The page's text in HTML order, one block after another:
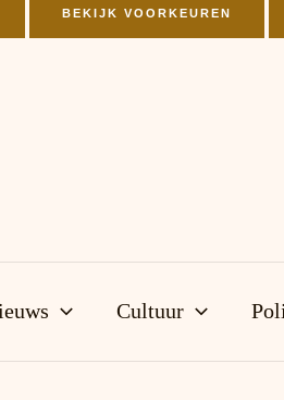
BEKIJK VOORKEUREN
Cultuur